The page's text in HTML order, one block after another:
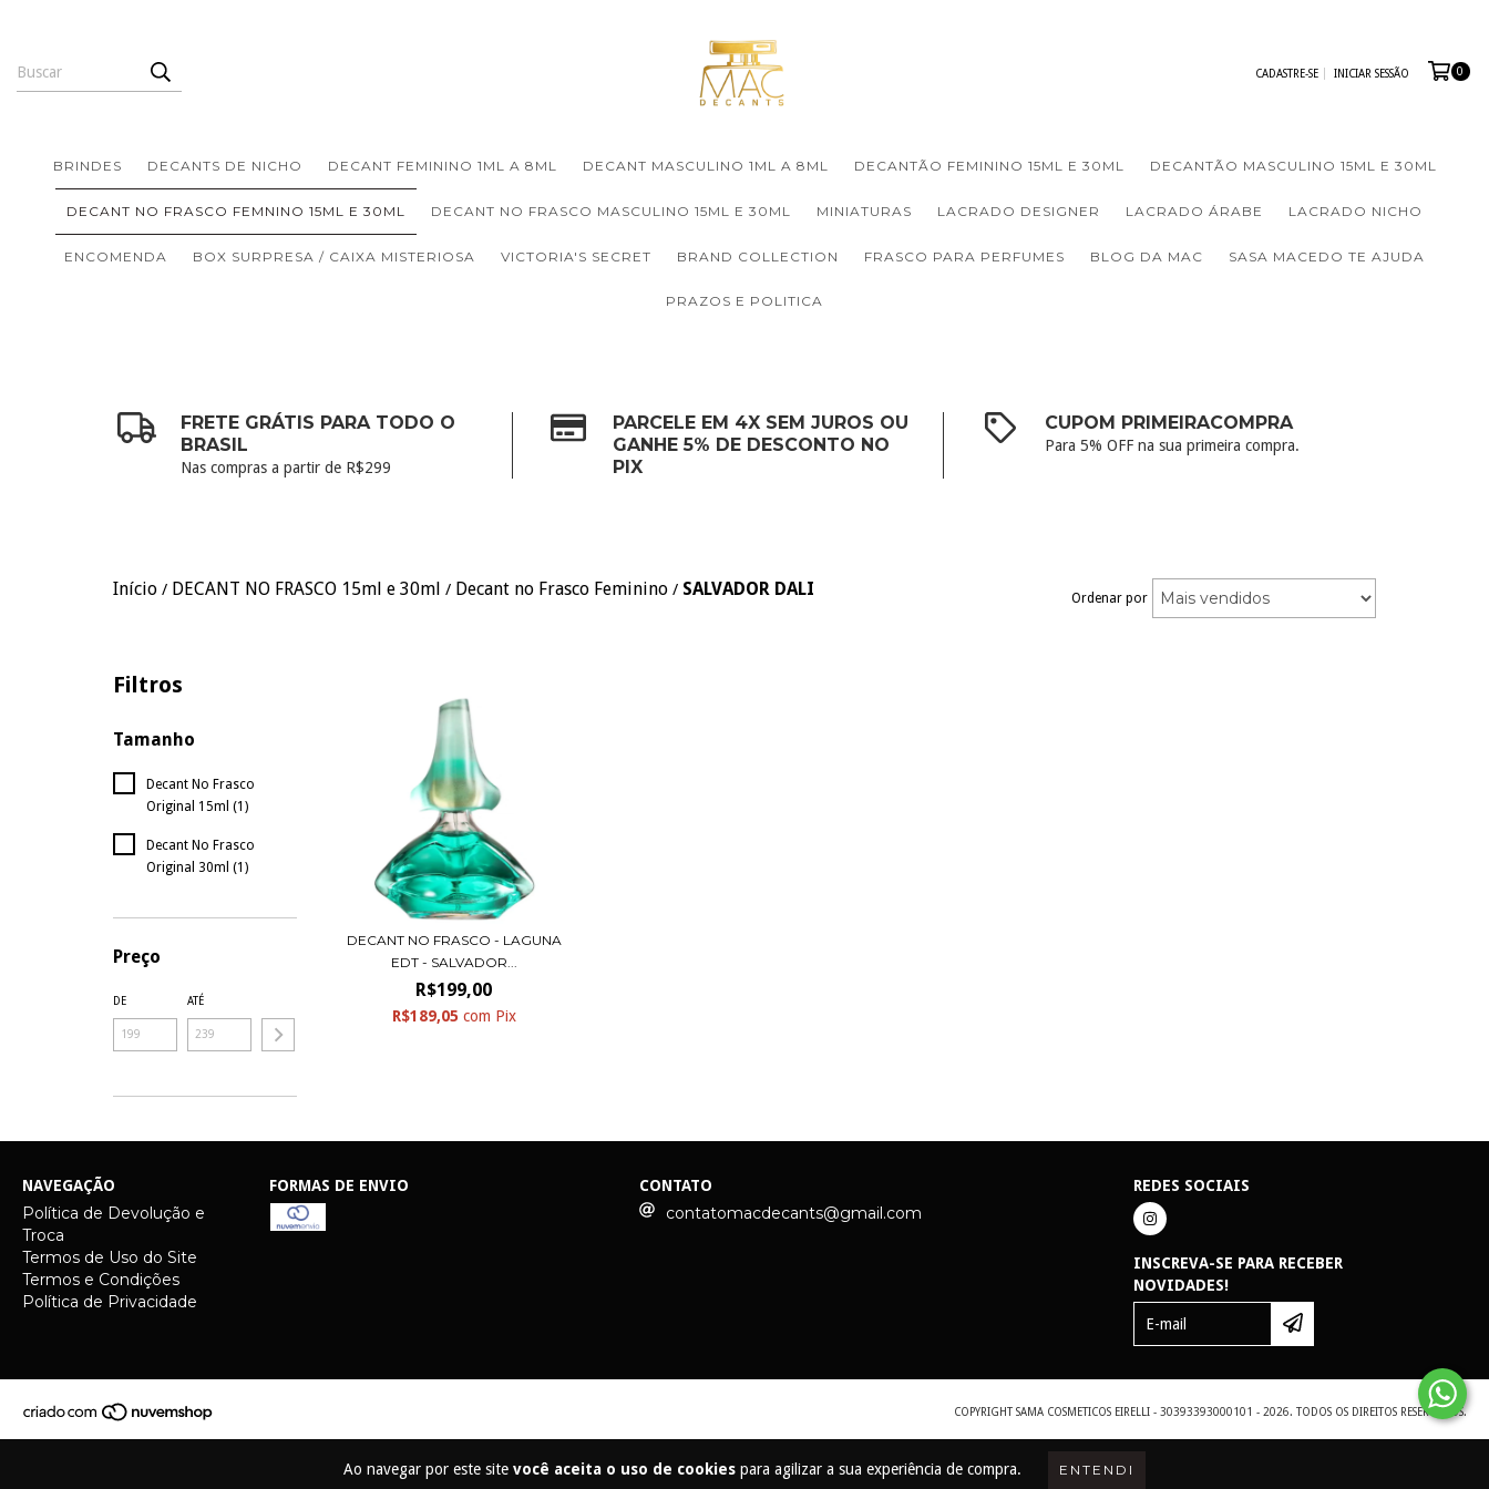
Ao navegar por este site você aceita o uso de cookies para agilizar a sua experiência de compra. ENTENDI
CADASTRE-SE INICIAR SESSÃO 0
BRINDES DECANTS DE NICHO DECANT FEMININO 1ML A 8ML DECANT MASCULINO 1ML A 8ML DECANTÃO FEMININO 15ML E 30ML DECANTÃO MASCULINO 15ML E 30ML
DECANT NO FRASCO FEMNINO 15ML E 30ML DECANT NO FRASCO MASCULINO 15ML E 30ML MINIATURAS LACRADO DESIGNER LACRADO ÁRABE LACRADO NICHO
ENCOMENDA BOX SURPRESA / CAIXA MISTERIOSA VICTORIA'S SECRET BRAND COLLECTION FRASCO PARA PERFUMES BLOG DA MAC SASA MACEDO TE AJUDA
PRAZOS E POLITICA
FRETE GRÁTIS PARA TODO O
BRASIL
Nas compras a partir de R$299
PARCELE EM 4X SEM JUROS OU
GANHE 5% DE DESCONTO NO
PIX
CUPOM PRIMEIRACOMPRA
Para 5% OFF na sua primeira compra.
Início / DECANT NO FRASCO 15ml e 30ml / Decant no Frasco Feminino / SALVADOR DALI Ordenar por
Filtros
Tamanho
Decant No Frasco
Original 15ml (1)
Decant No Frasco
Original 30ml (1)
Preço
DE ATÉ
DECANT NO FRASCO - LAGUNA
EDT - SALVADOR...
R$199,00
R$189,05 com Pix
NAVEGAÇÃO
Política de Devolução e
Troca
Termos de Uso do Site
Termos e Condições
Política de Privacidade
FORMAS DE ENVIO CONTATO
contatomacdecants@gmail.com
REDES SOCIAIS
INSCREVA-SE PARA RECEBER
NOVIDADES!
COPYRIGHT SAMA COSMETICOS EIRELLI - 30393393000101 - 2026. TODOS OS DIREITOS RESERVADOS.